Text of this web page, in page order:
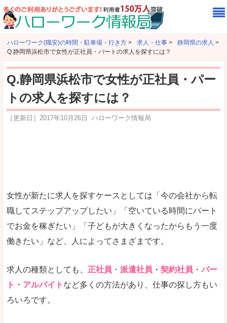
ハローワーク(職安)の時間・駐車場・行き方 > 求人・仕事 > 静岡県の求人 >
Q.静岡県浜松市で女性が正社員・パートの求人を探すには？
Q.静岡県浜松市で女性が正社員・パー
トの求人を探すには？
［更新日］ 2017年10月26日 ハローワーク情報局
女性が新たに求人を探すケースとしては「今の会社から転
職してステップアップしたい」「空いている時間にパート
でお金を稼ぎたい」「子どもが大きくなったからもう一度
働きたい」など、人によってさまざまです。
求人の種類としても、 正社員 ・ 派遣社員 ・ 契約社員 ・ パー
ト ・ アルバイト など多くの方法があり、仕事の探し方もい
ろいろです。